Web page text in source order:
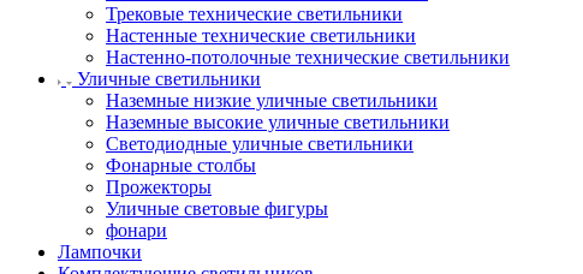
Трековые технические светильники
Настенные технические светильники
Настенно-потолочные технические светильники
Уличные светильники
Наземные низкие уличные светильники
Наземные высокие уличные светильники
Светодиодные уличные светильники
Фонарные столбы
Прожекторы
Уличные световые фигуры
фонари
Лампочки